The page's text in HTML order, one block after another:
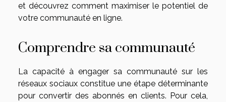
et découvrez comment maximiser le potentiel de
votre communauté en ligne.
Comprendre sa communauté
La capacité à engager sa communauté sur les
réseaux sociaux constitue une étape déterminante
pour convertir des abonnés en clients. Pour cela,